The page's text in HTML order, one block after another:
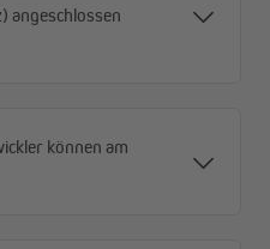
angeschlossen
können am